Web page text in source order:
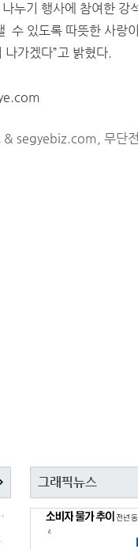
누기 행사에 참여한
수 있도록 따뜻한 사랑
가겠다”고 밝혔다.
& segyebiz.com, 무단
은 달라질까
격은
그래픽뉴스